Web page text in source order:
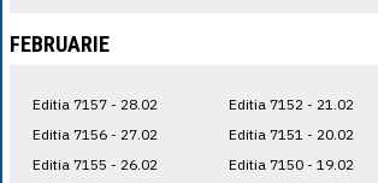
FEBRUARIE
Editia 7157 - 28.02
Editia 7156 - 27.02
Editia 7155 - 26.02
Editia 7152 - 21.02
Editia 7151 - 20.02
Editia 7150 - 19.02